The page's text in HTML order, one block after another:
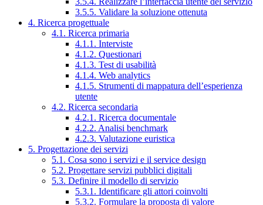
3.5.5. Validare la soluzione ottenuta
4. Ricerca progettuale
4.1. Ricerca primaria
4.1.1. Interviste
4.1.2. Questionari
4.1.3. Test di usabilità
4.1.4. Web analytics
4.1.5. Strumenti di mappatura dell’esperienza
utente
4.2. Ricerca secondaria
4.2.1. Ricerca documentale
4.2.2. Analisi benchmark
4.2.3. Valutazione euristica
5. Progettazione dei servizi
5.1. Cosa sono i servizi e il service design
5.2. Progettare servizi pubblici digitali
5.3. Definire il modello di servizio
5.3.1. Identificare gli attori coinvolti
5.3.2. Formulare la proposta di valore